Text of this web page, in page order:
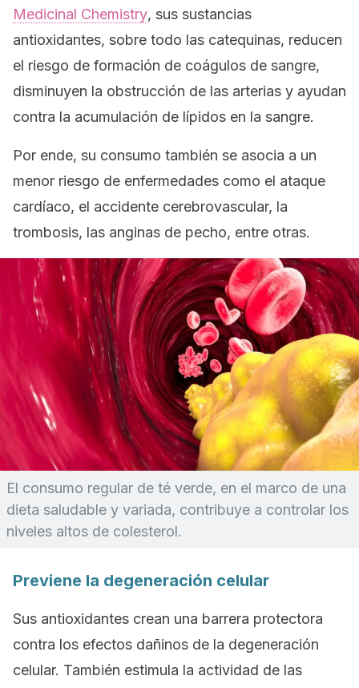
Medicinal Chemistry, sus sustancias
antioxidantes, sobre todo las catequinas, reducen
el riesgo de formación de coágulos de sangre,
disminuyen la obstrucción de las arterias y ayudan
contra la acumulación de lípidos en la sangre.
Por ende, su consumo también se asocia a un
menor riesgo de enfermedades como el ataque
cardíaco, el accidente cerebrovascular, la
trombosis, las anginas de pecho, entre otras.
El consumo regular de té verde, en el marco de una
dieta saludable y variada, contribuye a controlar los
niveles altos de colesterol.
Previene la degeneración celular
Sus antioxidantes crean una barrera protectora
contra los efectos dañinos de la degeneración
celular. También estimula la actividad de las